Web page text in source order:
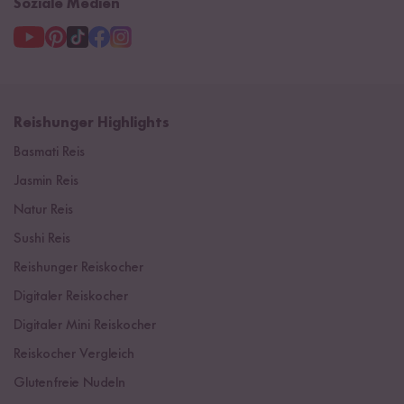
Soziale Medien
Reishunger Highlights
Basmati Reis
Jasmin Reis
Natur Reis
Sushi Reis
Reishunger Reiskocher
Digitaler Reiskocher
Digitaler Mini Reiskocher
Reiskocher Vergleich
Glutenfreie Nudeln